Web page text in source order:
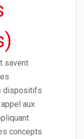
savent
dispositifs
aux
concepts